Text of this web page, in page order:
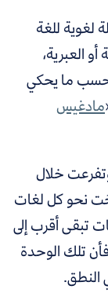
للغة
العبرية،
ما يحكي
خلال
نحو كل لغات
تبقى أقرب إلى
تلك الوحدة